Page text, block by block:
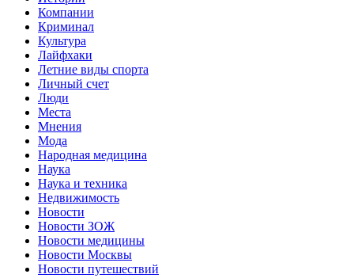
Компании
Криминал
Культура
Лайфхаки
Летние виды спорта
Личный счет
Люди
Места
Мнения
Мода
Народная медицина
Наука
Наука и техника
Недвижимость
Новости
Новости ЗОЖ
Новости медицины
Новости Москвы
Новости путешествий